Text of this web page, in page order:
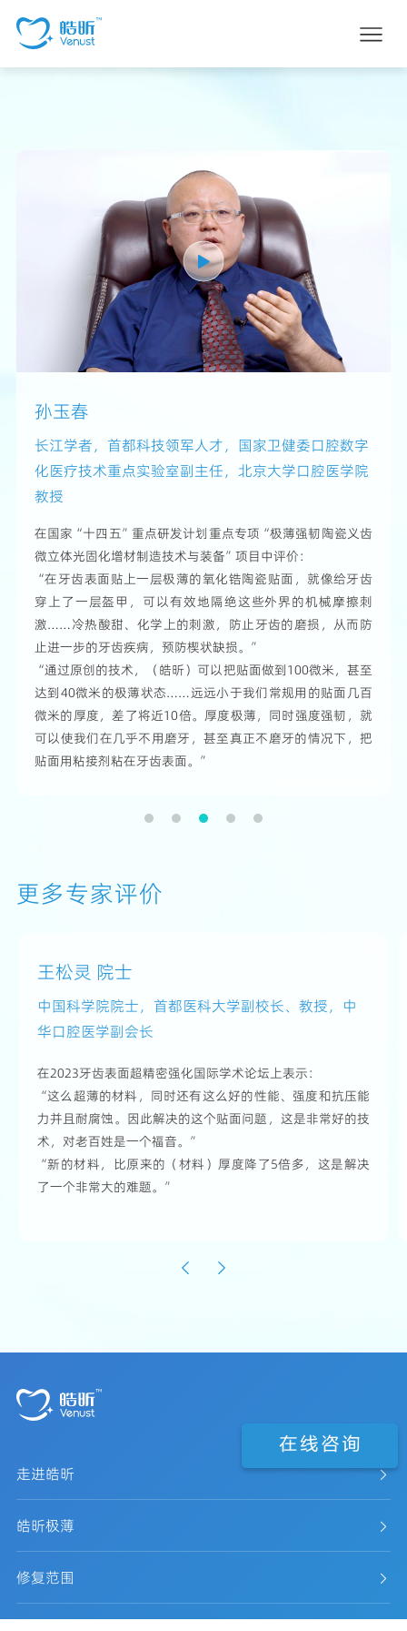
Awab Abdulhaq Abdulmajeed
美国VCU牙科学院助理教授，VCU国际牙科项目主任
在2023牙齿表面超精密强化国际学术论坛上表示：
“我可以告诉大家，这项技术和这个团队的未来是非常光明
的。”
“假如我们在开发阶段使用你们的材料，这将让人非常振
奋。我们的产品品质会很好，还能保证牙组织（完好），在
将来还可以进行更换。”
“10年或15年后，患者会回来更换贴面。现在这将完全不成
问题。”
“我对极薄氧化锆贴面的透光性，感到非常振奋。这样患者
可以获得非常漂亮的贴面。”
Zac Morse 教授
奥克兰理工大学口腔健康学教授，国际牙医学院院士
Fellowship (FICD)
在2023牙齿表面超精密强化国际学术论坛上表示：
（译文）“我认为（极薄牙齿贴面技术）对中国乃至全世界
的患者都有好处。治疗的最终效果、患者治疗过程中的体验
感，以及医生的体验感都将得到提高。极薄牙齿贴面技术可
以帮助更多患者，并在全球范围内使用。”
孙玉春
长江学者，首都科技领军人才，国家卫健委口腔数字
化医疗技术重点实验室副主任，北京大学口腔医学院
教授
在国家“十四五”重点研发计划重点专项“极薄强韧陶瓷义齿
微立体光固化增材制造技术与装备”项目中评价：
“在牙齿表面贴上一层极薄的氧化锆陶瓷贴面，就像给牙齿
穿上了一层盔甲，可以有效地隔绝这些外界的机械摩擦刺
激……冷热酸甜、化学上的刺激，防止牙齿的磨损，从而防
止进一步的牙齿疾病，预防楔状缺损。”
“通过原创的技术，（皓昕）可以把贴面做到100微米，甚至
达到40微米的极薄状态……远远小于我们常规用的贴面几百
微米的厚度，差了将近10倍。厚度极薄，同时强度强韧，就
可以使我们在几乎不用磨牙，甚至真正不磨牙的情况下，把
贴面用粘接剂粘在牙齿表面。”
Rabie Abou Bakr 教授
前港大口腔正畸学教授，数字正畸咨询公司
CloudOrtho联合创始人
在2023牙齿表面超精密强化国际学术论坛上表示：
（译文）“这是一项能帮助患者获得笑容，却不会损害他们
牙齿的一项技术。同时，它也能帮助到更多牙医。”
“80微米的贴面，这是颠覆性的。并且，这能让整个世界受
益。”
孙玉春
长江学者，首都科技领军人才，国家卫健委口腔数字
化医疗技术重点实验室副主任，北京大学口腔医学院
教授
在2023牙齿表面超精密强化国际学术论坛上这样说：
“我们几乎可以不用磨牙就可以把牙齿表面变得非常整齐、
非常洁白,改变它的形态和颜色甚至排列。”
“3D打印的过程中是用光固化技术边缘非常完整，成品不会
出现裂纹等问题。”
“由于它很薄，可以实现很高的通透度，对我们(医生)和患者
来说都是福音。”
更多专家评价
王松灵 院士
中国科学院院士，首都医科大学副校长、教授，中
华口腔医学副会长
在2023牙齿表面超精密强化国际学术论坛上表示：
“这么超薄的材料，同时还有这么好的性能、强度和抗压能
力并且耐腐蚀。因此解决的这个贴面问题，这是非常好的技
术，对老百姓是一个福音。”
“新的材料，比原来的（材料）厚度降了5倍多，这是解决
了一个非常大的难题。”
走进皓昕
皓昕极薄
修复范围